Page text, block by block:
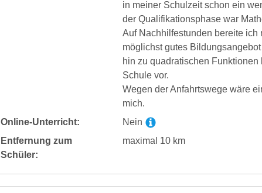
in meiner Schulzeit schon ein
der Qualifikationsphase war
Auf Nachhilfestunden bereite ich
möglichst gutes
hin zu quadratischen
Schule vor.
Wegen der Anfahrtswege wäre
mich.
Online-Unterricht:
Nein
Entfernung zum
Schüler:
maximal 10 km